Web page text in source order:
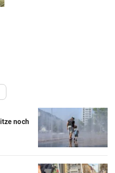
noch